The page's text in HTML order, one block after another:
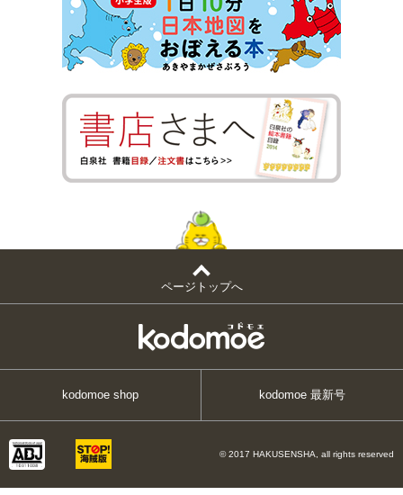
ページトップへ
kodomoe shop kodomoe 最新号
© 2017 HAKUSENSHA, all rights reserved